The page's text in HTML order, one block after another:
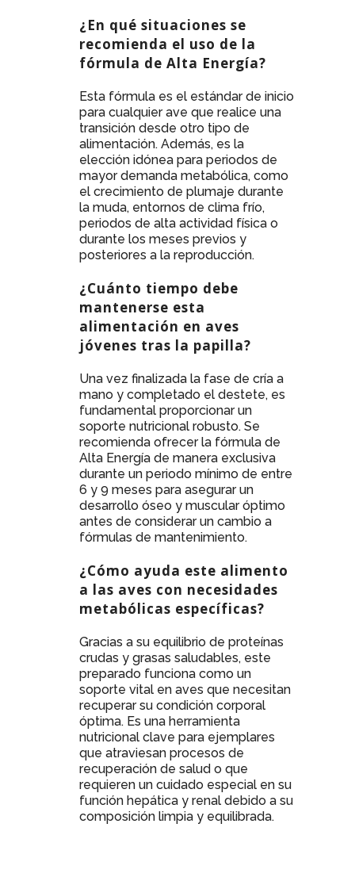
¿En qué situaciones se
recomienda el uso de la
fórmula de Alta Energía?
Esta fórmula es el estándar de inicio
para cualquier ave que realice una
transición desde otro tipo de
alimentación. Además, es la
elección idónea para periodos de
mayor demanda metabólica, como
el crecimiento de plumaje durante
la muda, entornos de clima frío,
periodos de alta actividad física o
durante los meses previos y
posteriores a la reproducción.
¿Cuánto tiempo debe
mantenerse esta
alimentación en aves
jóvenes tras la papilla?
Una vez finalizada la fase de cría a
mano y completado el destete, es
fundamental proporcionar un
soporte nutricional robusto. Se
recomienda ofrecer la fórmula de
Alta Energía de manera exclusiva
durante un periodo mínimo de entre
6 y 9 meses para asegurar un
desarrollo óseo y muscular óptimo
antes de considerar un cambio a
fórmulas de mantenimiento.
¿Cómo ayuda este alimento
a las aves con necesidades
metabólicas específicas?
Gracias a su equilibrio de proteínas
crudas y grasas saludables, este
preparado funciona como un
soporte vital en aves que necesitan
recuperar su condición corporal
óptima. Es una herramienta
nutricional clave para ejemplares
que atraviesan procesos de
recuperación de salud o que
requieren un cuidado especial en su
función hepática y renal debido a su
composición limpia y equilibrada.